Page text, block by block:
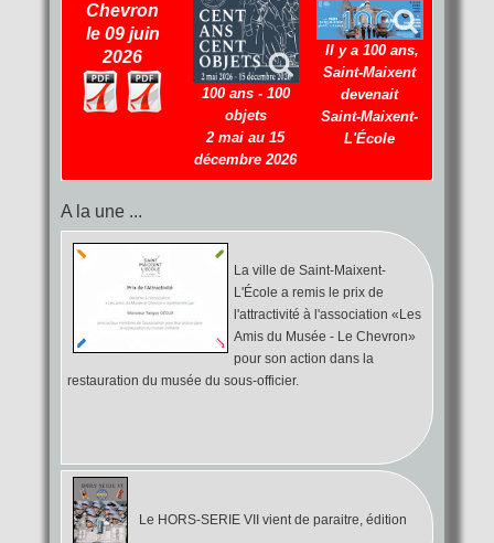
Chevron
le 09 juin
2026
100 ans - 100
objets
2 mai au 15
décembre 2026
Il y a 100 ans,
Saint-Maixent
devenait
Saint-Maixent-
L'École
A la une ...
La ville de Saint-Maixent-
L'École a remis le prix de
l'attractivité à l'association «Les
Amis du Musée - Le Chevron»
pour son action dans la
restauration du musée du sous-officier.
Le HORS-SERIE VII vient de paraitre, édition